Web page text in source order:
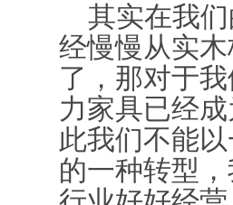
其实在我们
经慢慢从实
了，那对于
力家具已经
此我们不能
的一种转型